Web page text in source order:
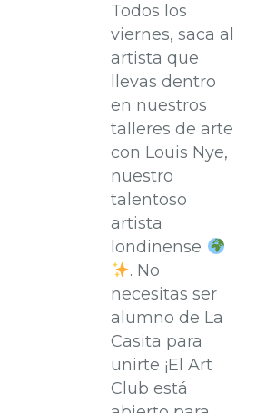
Todos los
viernes, saca al
artista que
llevas dentro
en nuestros
talleres de arte
con Louis Nye,
nuestro
talentoso
artista
londinense
. No
necesitas ser
alumno de La
Casita para
unirte ¡El Art
Club está